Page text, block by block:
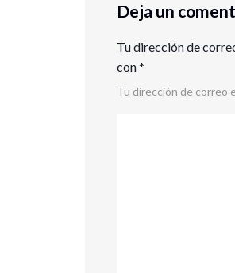
Deja un
Tu dirección de
con*
Tu dirección de correo